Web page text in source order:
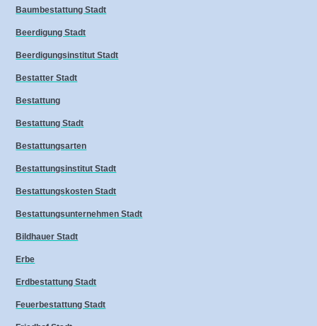
Baumbestattung Stadt
Beerdigung Stadt
Beerdigungsinstitut Stadt
Bestatter Stadt
Bestattung
Bestattung Stadt
Bestattungsarten
Bestattungsinstitut Stadt
Bestattungskosten Stadt
Bestattungsunternehmen Stadt
Bildhauer Stadt
Erbe
Erdbestattung Stadt
Feuerbestattung Stadt